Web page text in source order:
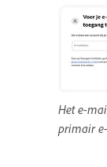
Het e-
primair